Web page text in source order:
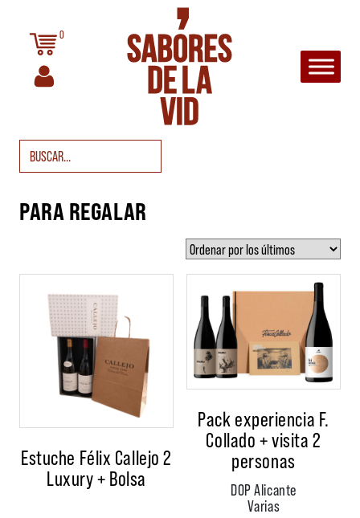
0
Buscar:
PARA REGALAR
Estuche Félix Callejo 2
Luxury + Bolsa
Pack experiencia F.
Collado + visita 2
personas
DOP Alicante
Varias